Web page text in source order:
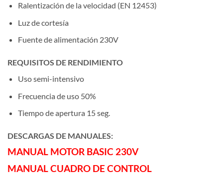
Ralentización de la velocidad (EN 12453)
Luz de cortesía
Fuente de alimentación 230V
REQUISITOS DE RENDIMIENTO
Uso semi-intensivo
Frecuencia de uso 50%
Tiempo de apertura 15 seg.
DESCARGAS DE MANUALES:
MANUAL MOTOR BASIC 230V
MANUAL CUADRO DE CONTROL